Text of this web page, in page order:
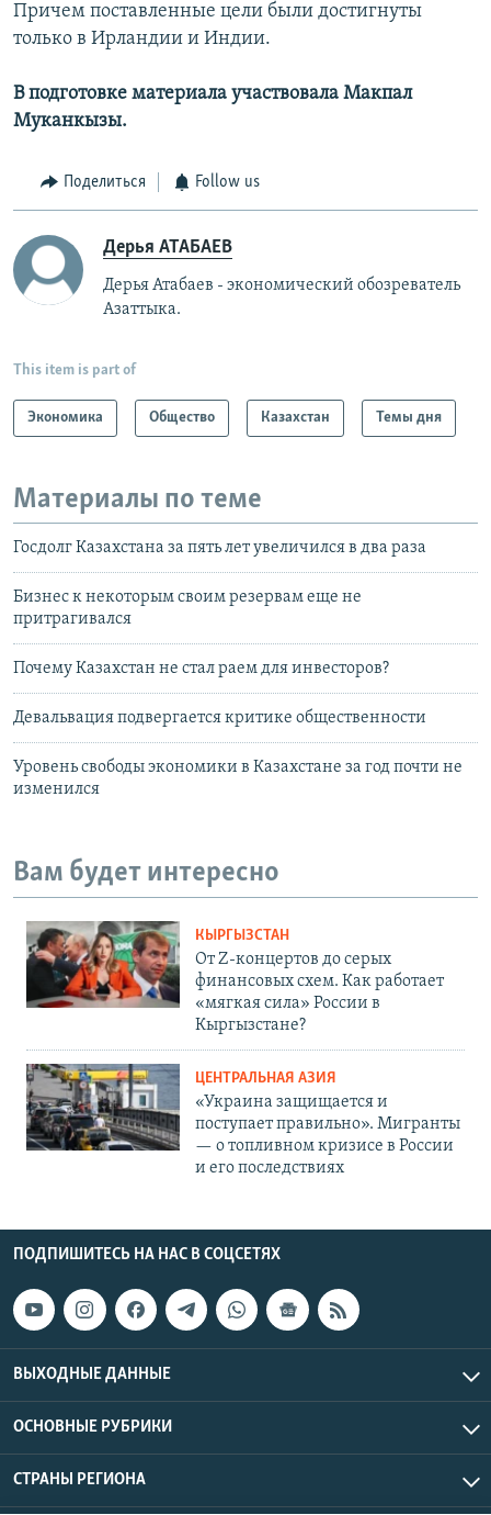
Причем поставленные цели были достигнуты
только в Ирландии и Индии.
В подготовке материала участвовала Макпал
Муканкызы.
Поделиться Follow us
Дерья АТАБАЕВ
Дерья Атабаев - экономический обозреватель
Азаттыка.
This item is part of
Экономика Общество Казахстан Темы дня
Материалы по теме
Госдолг Казахстана за пять лет увеличился в два раза
Бизнес к некоторым своим резервам еще не
притрагивался
Почему Казахстан не стал раем для инвесторов?
Девальвация подвергается критике общественности
Уровень свободы экономики в Казахстане за год почти не
изменился
Вам будет интересно
КЫРГЫЗСТАН
От Z-концертов до серых
финансовых схем. Как работает
«мягкая сила» России в
Кыргызстане?
ЦЕНТРАЛЬНАЯ АЗИЯ
«Украина защищается и
поступает правильно». Мигранты
— о топливном кризисе в России
и его последствиях
ПОДПИШИТЕСЬ НА НАС В СОЦСЕТЯХ
ВЫХОДНЫЕ ДАННЫЕ
ОСНОВНЫЕ РУБРИКИ
СТРАНЫ РЕГИОНА